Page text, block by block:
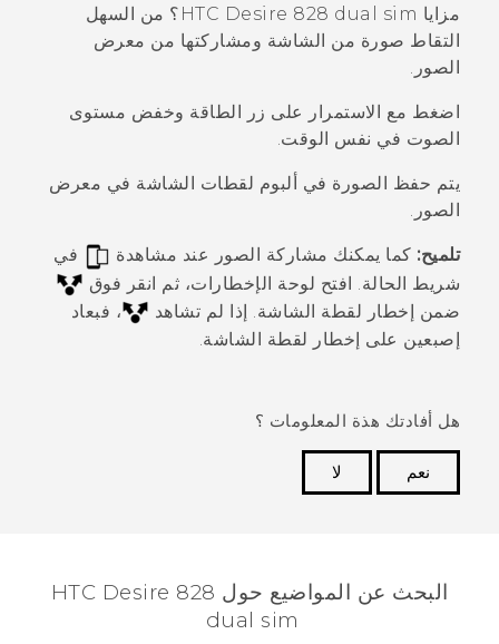
الدعم
أجهزة HTC والملحقات
مزايا HTC Desire 828 dual sim ؟ من السهل
التقاط صورة من الشاشة ومشاركتها من معرض
الصور .
اضغط مع الاستمرار على زر الطاقة وخفض مستوى
الصوت في نفس الوقت.
يتم حفظ الصورة في ألبوم لقطات الشاشة في معرض
الصور .
تلميح: كما يمكنك مشاركة الصور عند مشاهدة
في
شريط الحالة. افتح لوحة الإخطارات، ثم انقر فوق
ضمن إخطار لقطة الشاشة. إذا لم تشاهد
، فبعاد
إصبعين على إخطار لقطة الشاشة.
هل أفادتك هذة المعلومات ؟
نعم
لا
البحث عن المواضيع حول HTC Desire 828
dual sim